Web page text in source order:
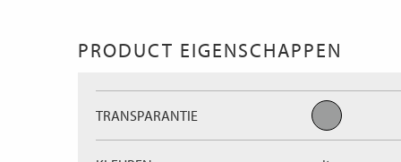
PRODUCT EIGENSCHAPPEN
TRANSPARANTIE